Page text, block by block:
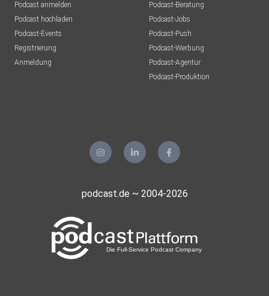
blumig61
puschl2209
Bedeking
sipo
Podcast anmelden
Podcast hochladen
Podcast-Events
Registrierung
Anmeldung
Podcast-Beratung
Podcast-Jobs
Podcast-Push
Podcast-Werbung
Podcast-Agentur
Podcast-Produktion
podcast.de ~ 2004-2026